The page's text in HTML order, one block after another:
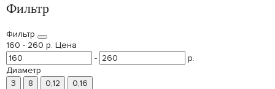
Фильтр
Фильтр
160 - 260 р. Цена
-
р.
Диаметр
3
8 0,12
0,16